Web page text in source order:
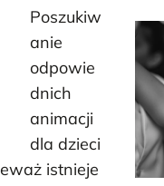
Poszukiw
anie
odpowie
dnich
animacji
dla dzieci
istnieje